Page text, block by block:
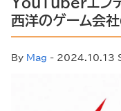
西洋のゲーム会
By Mag - 2024.10.13